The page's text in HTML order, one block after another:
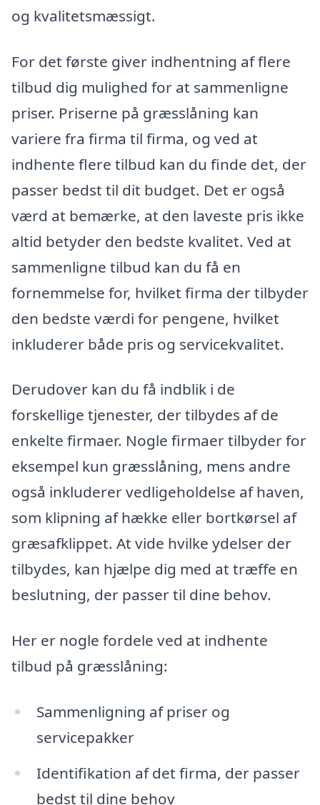
og kvalitetsmæssigt.
For det første giver indhentning af flere
tilbud dig mulighed for at sammenligne
priser. Priserne på græsslåning kan
variere fra firma til firma, og ved at
indhente flere tilbud kan du finde det, der
passer bedst til dit budget. Det er også
værd at bemærke, at den laveste pris ikke
altid betyder den bedste kvalitet. Ved at
sammenligne tilbud kan du få en
fornemmelse for, hvilket firma der tilbyder
den bedste værdi for pengene, hvilket
inkluderer både pris og servicekvalitet.
Derudover kan du få indblik i de
forskellige tjenester, der tilbydes af de
enkelte firmaer. Nogle firmaer tilbyder for
eksempel kun græsslåning, mens andre
også inkluderer vedligeholdelse af haven,
som klipning af hække eller bortkørsel af
græsafklippet. At vide hvilke ydelser der
tilbydes, kan hjælpe dig med at træffe en
beslutning, der passer til dine behov.
Her er nogle fordele ved at indhente
tilbud på græsslåning:
Sammenligning af priser og
servicepakker
Identifikation af det firma, der passer
bedst til dine behov